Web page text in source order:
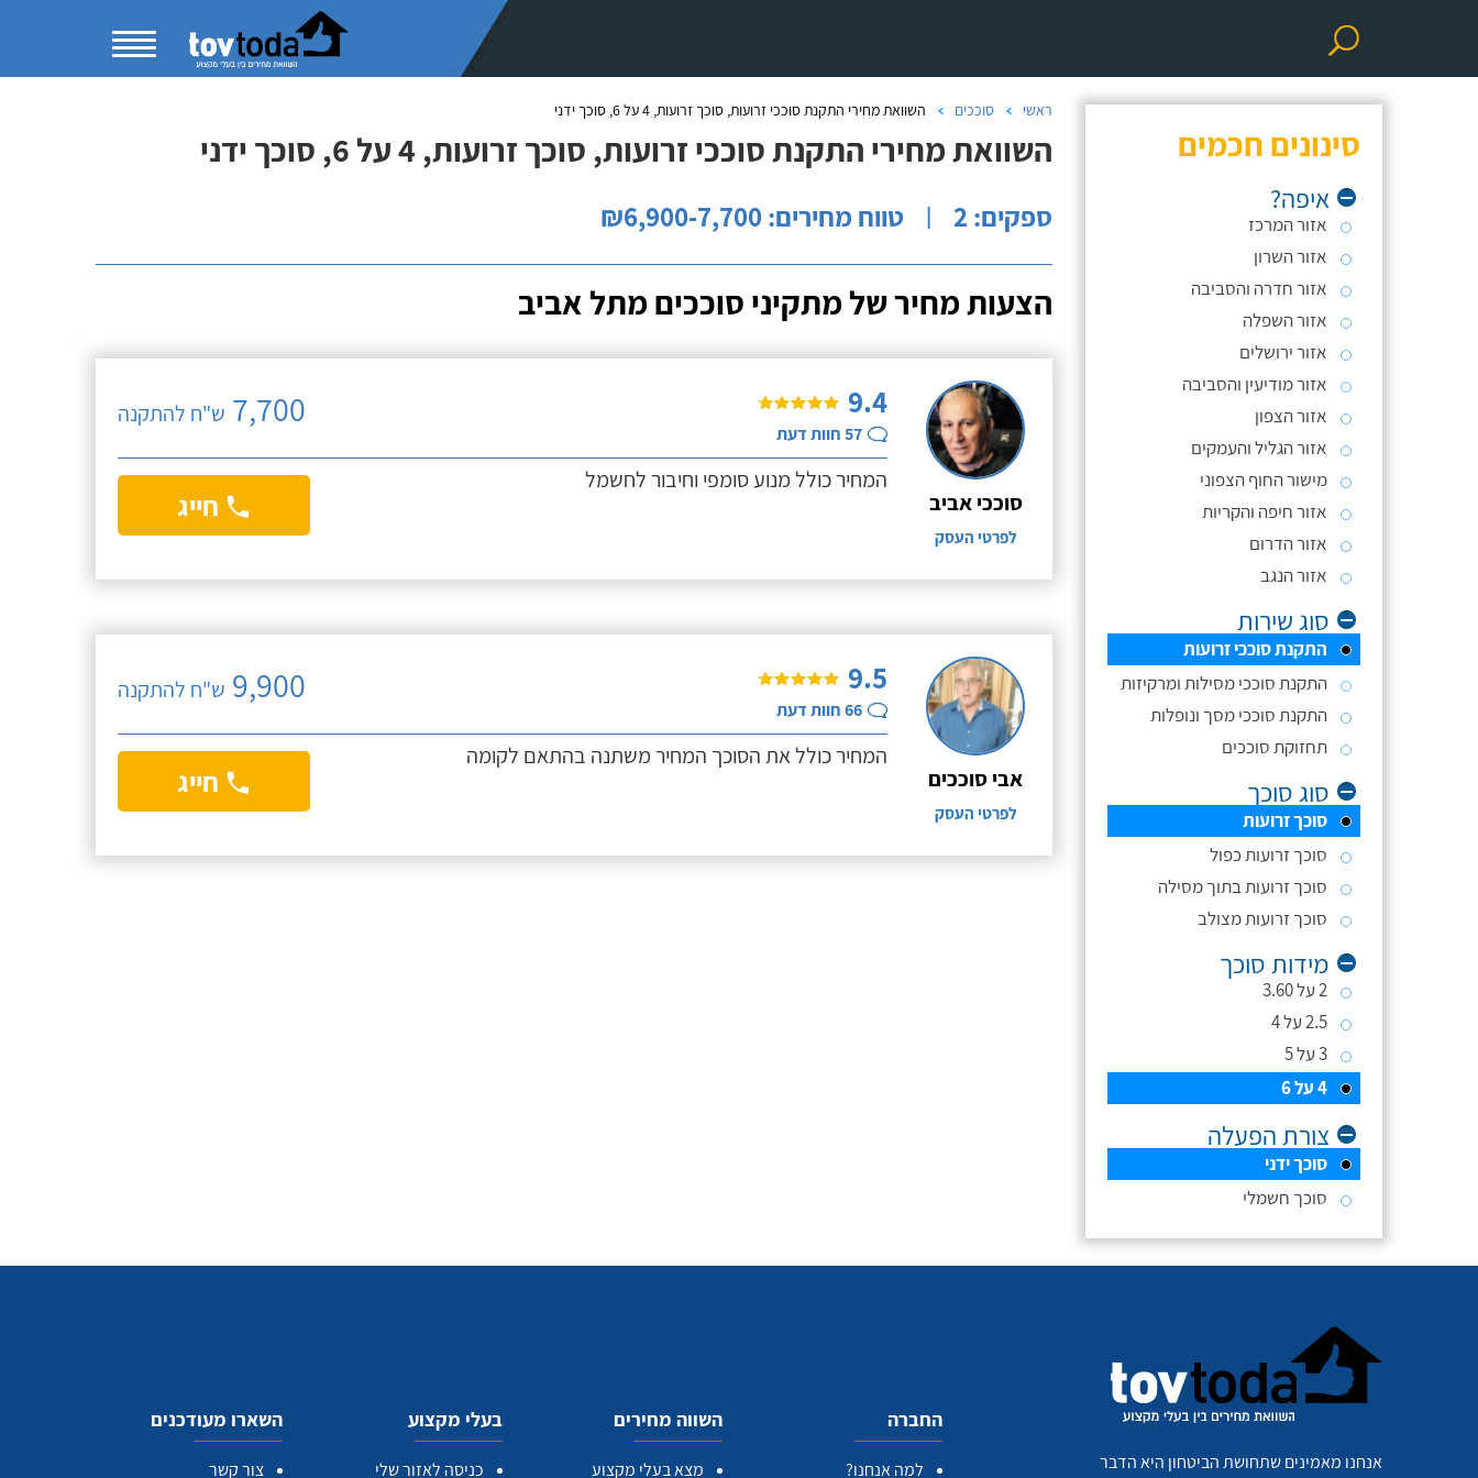
סינונים חכמים
איפה?
אזור המרכז
אזור השרון
אזור חדרה והסביבה
אזור השפלה
אזור ירושלים
אזור מודיעין והסביבה
אזור הצפון
אזור הגליל והעמקים
מישור החוף הצפוני
אזור חיפה והקריות
אזור הדרום
אזור הנגב
סוג שירות
התקנת סוככי זרועות
התקנת סוככי מסילות ומרקיזות
התקנת סוככי מסך ונופלות
תחזוקת סוככים
סוג סוכך
סוכך זרועות
סוכך זרועות כפול
סוכך זרועות בתוך מסילה
סוכך זרועות מצולב
מידות סוכך
2 על 3.60
2.5 על 4
3 על 5
4 על 6
צורת הפעלה
סוכך ידני
סוכך חשמלי
ראשי סוככים השוואת מחירי התקנת סוככי זרועות, סוכך זרועות, 4 על 6, סוכך ידני
השוואת מחירי התקנת סוככי זרועות, סוכך זרועות, 4 על 6, סוכך ידני
ספקים: 2 | טווח מחירים: ₪6,900-7,700
הצעות מחיר של מתקיני סוככים מתל אביב
סוככי אביב
לפרטי העסק
9.4
57חוות דעת
7,700 ש"ח להתקנה
המחיר כולל מנוע סומפי וחיבור לחשמל
חייג
אבי סוככים
לפרטי העסק
9.5
66חוות דעת
9,900 ש"ח להתקנה
המחיר כולל את הסוכך המחיר משתנה בהתאם לקומה
חייג
אנחנו מאמינים שתחושת הביטחון היא הדבר
החברה
למה אנחנו?
השווה מחירים
מצא בעלי מקצוע
בעלי מקצוע
כניסה לאזור שלי
השארו מעודכנים
צור קשר